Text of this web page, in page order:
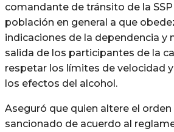
comandante de tránsito de la
población en general a que
indicaciones de la dependencia y
salida de los participantes de la
respetar los límites de velocidad
los efectos del alcohol.
Aseguró que quien altere el orden
sancionado de acuerdo al